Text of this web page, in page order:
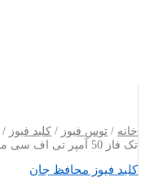
خانه / توس فیوز / کلید فیوز /
تک فاز 50 آمپر تی اف سی مدل RTF 2P 50A
کلید فیوز محافظ جان